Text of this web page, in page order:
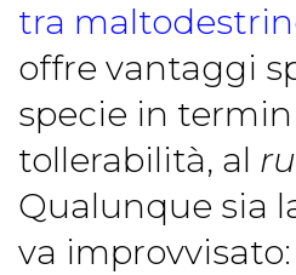
tra
offre vantaggi
specie in
tollerabilità, al
Qualunque sia
va